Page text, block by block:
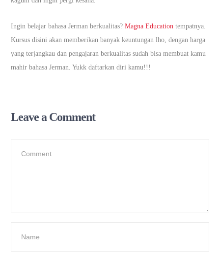
Ingin belajar bahasa Jerman berkualitas?Magna Education tempatnya.
Kursus disini akan memberikan banyak keuntungan lho, dengan harga
yang terjangkau dan pengajaran berkualitas sudah bisa membuat kamu
mahir bahasa Jerman. Yukk daftarkan diri kamu!!!
Leave a Comment